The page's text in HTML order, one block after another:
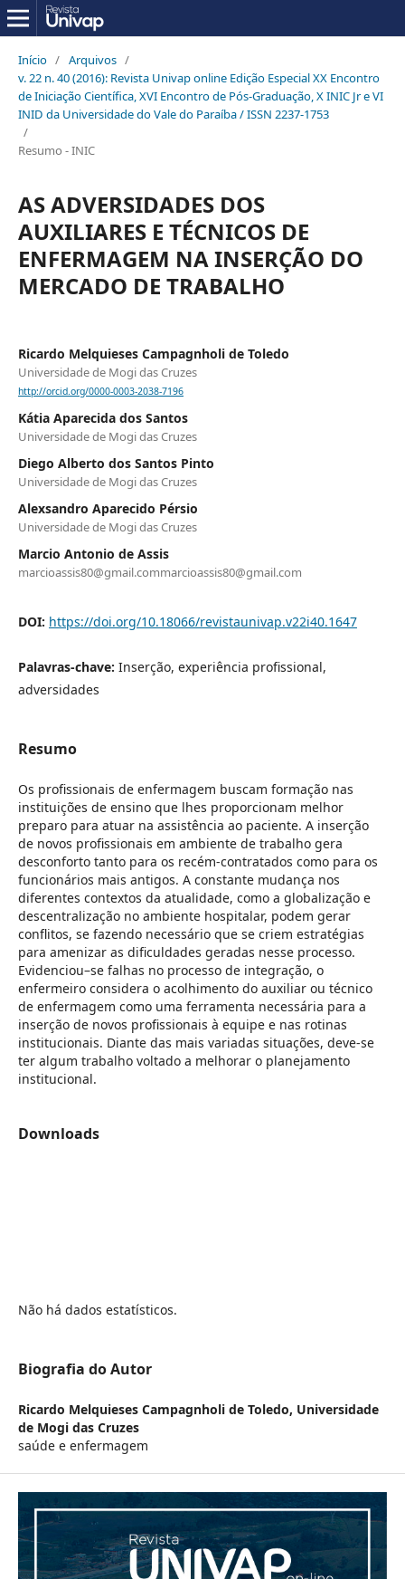
Início / Arquivos /
v. 22 n. 40 (2016): Revista Univap online Edição Especial XX Encontro
de Iniciação Científica, XVI Encontro de Pós-Graduação, X INIC Jr e VI
INID da Universidade do Vale do Paraíba / ISSN 2237-1753
/
Resumo - INIC
AS ADVERSIDADES DOS
AUXILIARES E TÉCNICOS DE
ENFERMAGEM NA INSERÇÃO DO
MERCADO DE TRABALHO
Ricardo Melquieses Campagnholi de Toledo
Universidade de Mogi das Cruzes
http://orcid.org/0000-0003-2038-7196
Kátia Aparecida dos Santos
Universidade de Mogi das Cruzes
Diego Alberto dos Santos Pinto
Universidade de Mogi das Cruzes
Alexsandro Aparecido Pérsio
Universidade de Mogi das Cruzes
Marcio Antonio de Assis
marcioassis80@gmail.commarcioassis80@gmail.com
DOI: https://doi.org/10.18066/revistaunivap.v22i40.1647
Palavras-chave: Inserção, experiência profissional,
adversidades
Resumo
Os profissionais de enfermagem buscam formação nas
instituições de ensino que lhes proporcionam melhor
preparo para atuar na assistência ao paciente. A inserção
de novos profissionais em ambiente de trabalho gera
desconforto tanto para os recém-contratados como para os
funcionários mais antigos. A constante mudança nos
diferentes contextos da atualidade, como a globalização e
descentralização no ambiente hospitalar, podem gerar
conflitos, se fazendo necessário que se criem estratégias
para amenizar as dificuldades geradas nesse processo.
Evidenciou–se falhas no processo de integração, o
enfermeiro considera o acolhimento do auxiliar ou técnico
de enfermagem como uma ferramenta necessária para a
inserção de novos profissionais à equipe e nas rotinas
institucionais. Diante das mais variadas situações, deve-se
ter algum trabalho voltado a melhorar o planejamento
institucional.
Downloads
Não há dados estatísticos.
Biografia do Autor
Ricardo Melquieses Campagnholi de Toledo, Universidade
de Mogi das Cruzes
saúde e enfermagem